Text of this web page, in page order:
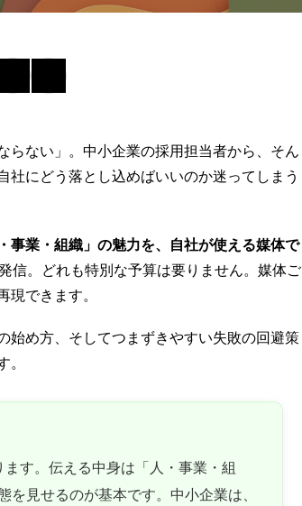
らない」。中小企業の採用担当者から、そん
にどう落とし込めばいいのか迷ってしまう
事業・組織」の魅力を、自社が使える媒体で
信。どれも特別な予算は要りません。媒体ご
現できます。
始め方、そしてつまずきやすい失敗の回避策
。
す。伝える中身は「人・事業・組
見せるのが基本です。中小企業は、